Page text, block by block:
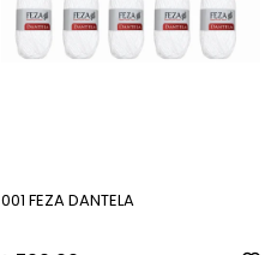
001 FEZA DANTELA